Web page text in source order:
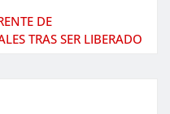
DE
TRAS SER LIBERADO